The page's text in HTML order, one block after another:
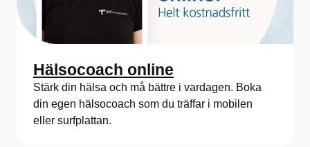
Hälsocoach online
Stärk din hälsa och må bättre i vardagen. Boka
din egen hälsocoach som du träffar i mobilen
eller surfplattan.